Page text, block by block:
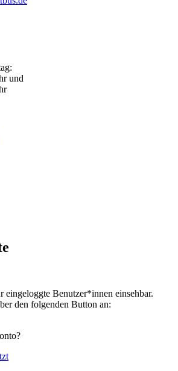
und
Benutzer*innen einsehbar.
den folgenden Button an: